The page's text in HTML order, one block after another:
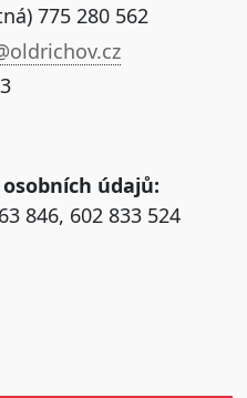
775 280 562
údajů:
846, 602 833 524